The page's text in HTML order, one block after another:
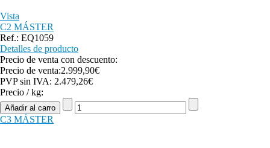
Vista
C2 MÁSTER
Ref.: EQ1059
Detalles de producto
Precio de venta con descuento:
Precio de venta:2.999,90€
PVP sin IVA: 2.479,26€
Precio / kg:
C3 MÁSTER